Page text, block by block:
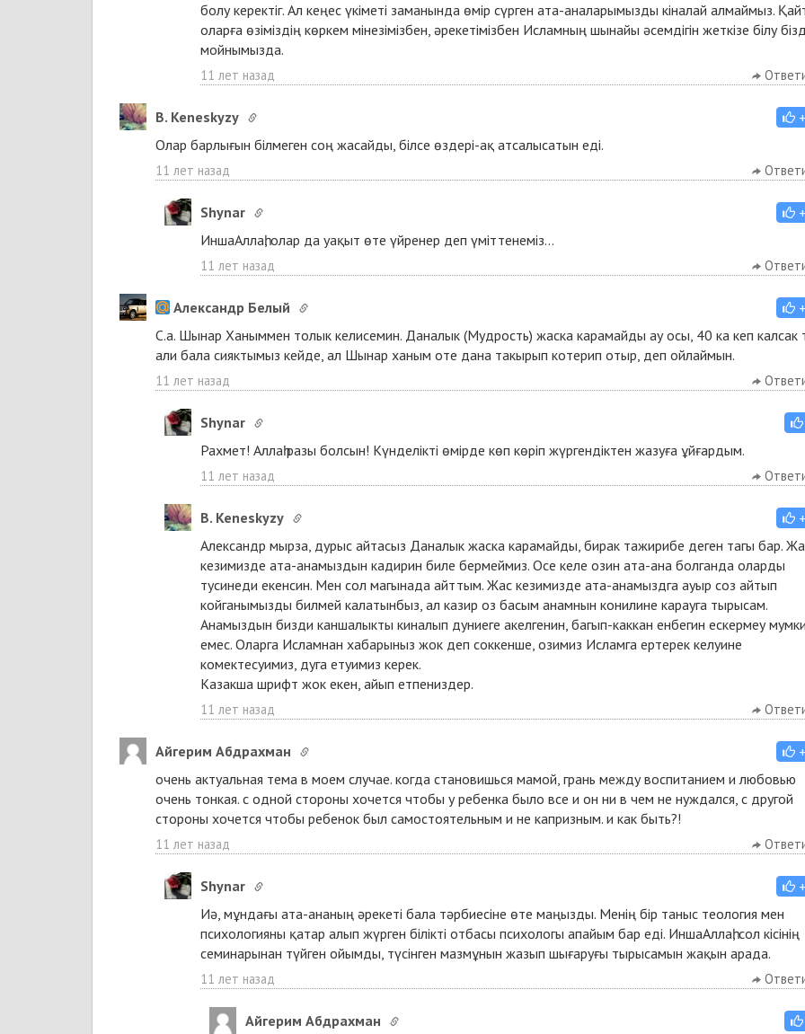
болу керектіг. Ал кеңес үкіметі заманында өмір сүрген ата-аналарымызды кіналай алмаймыз.
оларға өзіміздің көркем мінезімізбен, әрекетімізбен Исламның шынайы әсемдігін жеткізе білу
мойнымызда.
11 лет назад
B. Keneskyzy
Олар барлығын білмеген соң жасайды, білсе өздері-ақ атсалысатын еді.
11 лет назад
Shynar
ИншаАллаһ, олар да уақыт өте үйренер деп үміттенеміз...
11 лет назад
Александр Белый
С.а. Шынар Ханыммен толык келисемин. Даналык (Мудрость) жаска карамайды ау осы, 40 ка кеп калсак
али бала сияктымыз кейде, ал Шынар ханым оте дана такырып котерип отыр, деп ойлаймын.
11 лет назад
Shynar
Рахмет! Аллаһ разы болсын! Күнделікті өмірде көп көріп жүргендіктен жазуға ұйғардым.
11 лет назад
B. Keneskyzy
Александр мырза, дурыс айтасыз Даналык жаска карамайды, бирак тажирибе деген тагы бар.
кезимизде ата-анамыздын кадирин биле бермеймиз. Осе келе озин ата-ана болганда оларды
тусинеди екенсин. Мен сол магынада айттым. Жас кезимизде ата-анамыздга ауыр соз айтып
койганымызды билмей калатынбыз, ал казир оз басым анамнын конилине карауга тырысам.
Анамыздын бизди каншалыкты киналып дуниеге акелгенин, багып-каккан енбегин ескермеу
емес. Оларга Исламнан хабарыныз жок деп соккенше, озимиз Исламга ертерек келуине
комектесуимиз, дуга етуимиз керек.
Казакша шрифт жок екен, айып етпениздер.
11 лет назад
Айгерим Абдрахман
очень актуальная тема в моем случае. когда становишься мамой, грань между воспитанием и любовью
очень тонкая. с одной стороны хочется чтобы у ребенка было все и он ни в чем не нуждался, с другой
стороны хочется чтобы ребенок был самостоятельным и не капризным. и как быть?!
11 лет назад
Shynar
Иә, мұндағы ата-ананың әрекеті бала тәрбиесіне өте маңызды. Менің бір таныс теология мен
психологияны қатар алып жүрген білікті отбасы психологы апайым бар еді. ИншаАллаһ, сол кісінің
семинарынан түйген ойымды, түсінген мазмұнын жазып шығаруғы тырысамын жақын арада.
11 лет назад
Айгерим Абдрахман